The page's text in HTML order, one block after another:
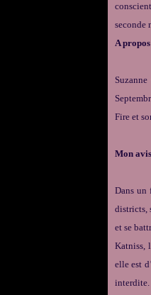
seconde
A
Fire et
Mon
Dans un
districts,
et se
Katniss,
elle est